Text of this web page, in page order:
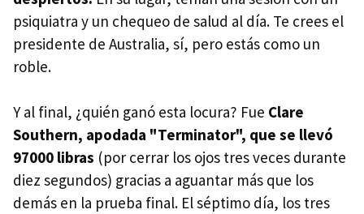
psiquiatra y un chequeo de salud al día. Te crees el
presidente de Australia, sí, pero estás como un
roble.
Y al final, ¿quién ganó esta locura? Fue Clare
Southern, apodada "Terminator", que se llevó
97000 libras (por cerrar los ojos tres veces durante
diez segundos) gracias a aguantar más que los
demás en la prueba final. El séptimo día, los tres